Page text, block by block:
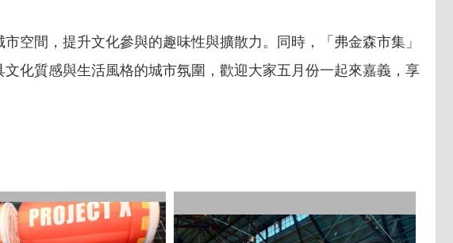
空間，提升文化參與的趣味性與擴散力。同時，「弗金森市集」
化質感與生活風格的城市氛圍，歡迎大家五月份一起來嘉義，享